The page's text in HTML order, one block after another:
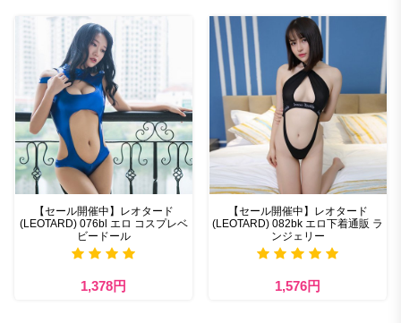
【セール開催中】レオタード
(LEOTARD) 076bl エロ コスプレベ
ビードール
1,378円
【セール開催中】レオタード
(LEOTARD) 082bk エロ下着通販 ラ
ンジェリー
1,576円